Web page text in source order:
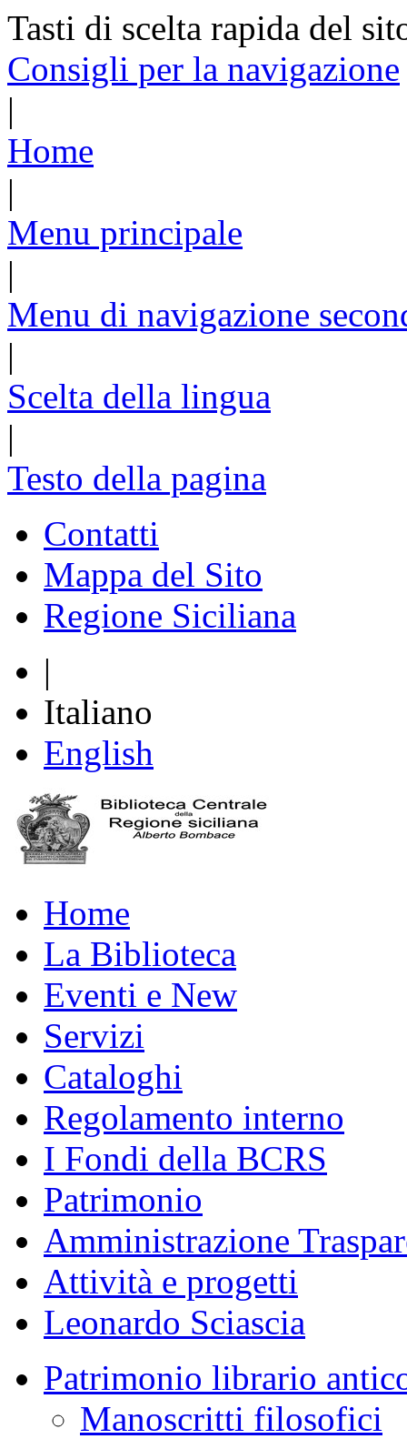
Tasti di scelta rapida del
Consigli per la navigazione
|
Home
|
Menu principale
|
Menu di navigazione
|
Scelta della lingua
|
Testo della pagina
Contatti
Mappa del Sito
Regione Siciliana
|
Italiano
English
Home
La Biblioteca
Eventi e New
Servizi
Cataloghi
Regolamento interno
I Fondi della BCRS
Patrimonio
Amministrazione
Attività e progetti
Leonardo Sciascia
Patrimonio librario
Manoscritti filosofici